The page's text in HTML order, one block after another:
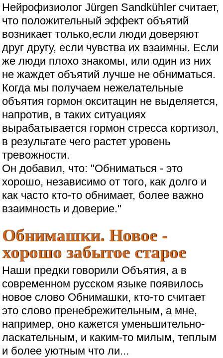
Нейрофизиолог Jürgen Sandkühler считает,
что положительный эффект объятий
возникает только,если люди доверяют
друг другу, если чувства их взаимны. Если
же люди плохо знакомы, или один из них
не жаждет объятий лучше не обниматься.
Когда мы получаем нежелательные
объятия гормон окситацин не выделяется,
напротив, в таких ситуациях
вырабатывается гормон стресса кортизол,
в результате чего растет уровень
тревожности.
Он добавил, что: "Обниматься - это
хорошо, независимо от того, как долго и
как часто кто-то обнимает, более важно
взаимность и доверие."
Обнимашки. Новое -
хорошо забытое старое
Наши предки говорили Объятия, а в
современном русском языке появилось
новое слово Обнимашки, кто-то считает
это слово пренебрежительным, а мне,
например, оно кажется уменьшительно-
ласкательным, и каким-то милым, теплым
и более уютным что ли...